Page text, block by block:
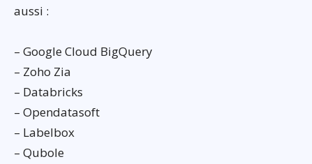
aussi :
– Google Cloud BigQuery
– Zoho Zia
– Databricks
– Opendatasoft
– Labelbox
– Qubole